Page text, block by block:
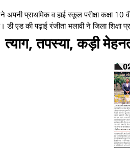
ने अपनी प्राथमिक व हाई स्कूल परीक्षा कक्षा
है। डी एड की पढ़ाई रंजीता भलावी ने जिला
त्याग, तपस्या, कड़ी